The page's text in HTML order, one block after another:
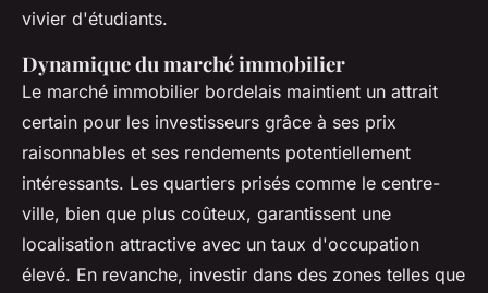
vivier d'étudiants.
Dynamique du marché immobilier
Le marché immobilier bordelais maintient un attrait
certain pour les investisseurs grâce à ses prix
raisonnables et ses rendements potentiellement
intéressants. Les quartiers prisés comme le centre-
ville, bien que plus coûteux, garantissent une
localisation attractive avec un taux d'occupation
élevé. En revanche, investir dans des zones telles que